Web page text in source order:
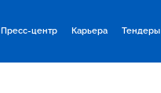
Пресс-центр Карьера Тендеры